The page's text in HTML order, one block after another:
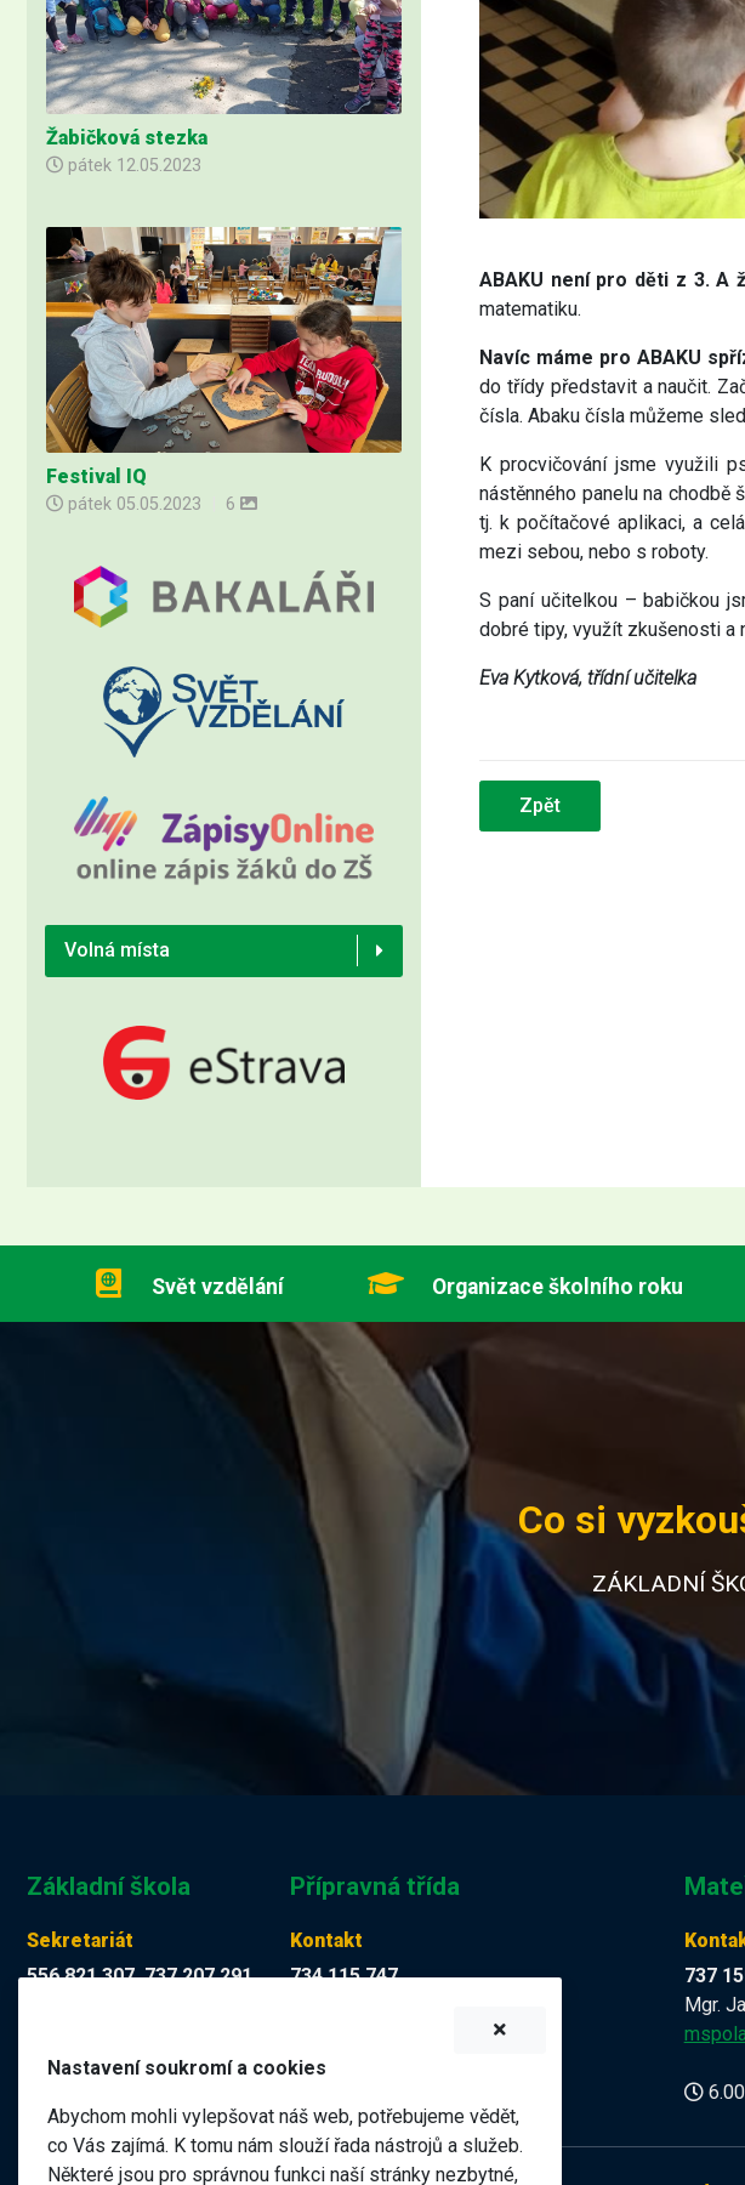
Žabičková stezka
pátek 12.05.2023
Festival IQ
pátek 05.05.2023 6
Volná místa
ABAKU není pro děti z 3. A
matematiku.
Navíc máme pro ABAKU
do třídy představit a naučit.
čísla. Abaku čísla můžeme
K procvičování jsme využili
nástěnného panelu na
tj. k počítačové aplikaci, a
mezi sebou, nebo s roboty.
S paní učitelkou – babičkou
dobré tipy, využít zkušenosti a
Eva Kytková, třídní učitelka
Zpět
Svět vzdělání Organizace školního roku
Co si
ZÁKLADNÍ
Základní škola
Sekretariát
556 821 307, 737 207 291
Přípravná třída
Kontakt
734 115 747
martina.muckova@zskop17.cz
737
Mgr.
Nastavení soukromí a cookies
Abychom mohli vylepšovat náš web, potřebujeme vědět,
co Vás zajímá. K tomu nám slouží řada nástrojů a služeb.
Některé jsou pro správnou funkci naší stránky nezbytné,